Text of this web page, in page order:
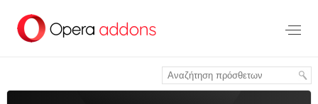
στο
κύριο